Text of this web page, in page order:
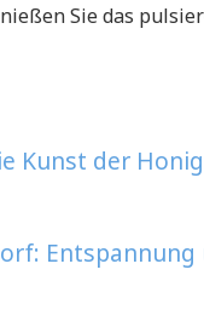
Sie das
Kunst der